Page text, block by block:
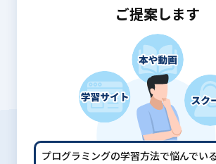
ご提案します
プログラミングの学習方法で悩んでい